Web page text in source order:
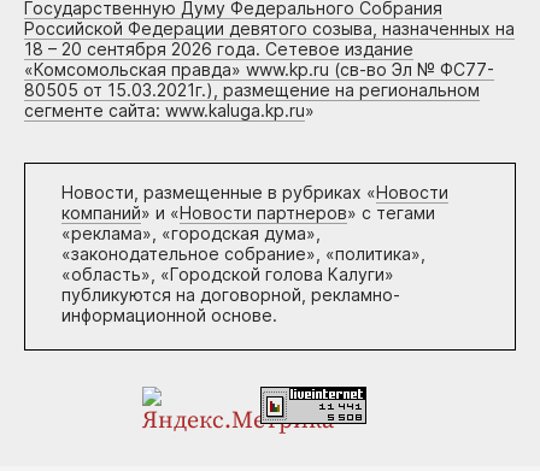
Государственную Думу Федерального Собрания
Российской Федерации девятого созыва, назначенных на
18 – 20 сентября 2026 года. Сетевое издание
«Комсомольская правда» www.kp.ru (св-во Эл № ФС77-
80505 от 15.03.2021г.), размещение на региональном
сегменте сайта: www.kaluga.kp.ru»
Новости, размещенные в рубриках «Новости
компаний» и «Новости партнеров» с тегами
«реклама», «городская дума»,
«законодательное собрание», «политика»,
«область», «Городской голова Калуги»
публикуются на договорной, рекламно-
информационной основе.